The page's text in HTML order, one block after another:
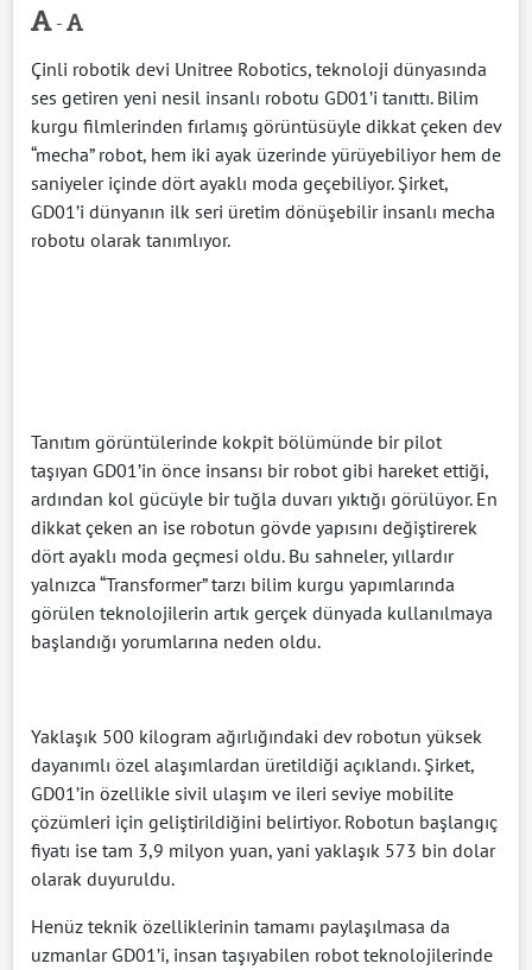
-
Çinli robotik devi Unitree Robotics, teknoloji dünyasında
ses getiren yeni nesil insanlı robotu GD01’i tanıttı. Bilim
kurgu filmlerinden fırlamış görüntüsüyle dikkat çeken dev
“mecha” robot, hem iki ayak üzerinde yürüyebiliyor hem de
saniyeler içinde dört ayaklı moda geçebiliyor. Şirket,
GD01’i dünyanın ilk seri üretim dönüşebilir insanlı mecha
robotu olarak tanımlıyor.
Tanıtım görüntülerinde kokpit bölümünde bir pilot
taşıyan GD01’in önce insansı bir robot gibi hareket ettiği,
ardından kol gücüyle bir tuğla duvarı yıktığı görülüyor. En
dikkat çeken an ise robotun gövde yapısını değiştirerek
dört ayaklı moda geçmesi oldu. Bu sahneler, yıllardır
yalnızca “Transformer” tarzı bilim kurgu yapımlarında
görülen teknolojilerin artık gerçek dünyada kullanılmaya
başlandığı yorumlarına neden oldu.
Yaklaşık 500 kilogram ağırlığındaki dev robotun yüksek
dayanımlı özel alaşımlardan üretildiği açıklandı. Şirket,
GD01’in özellikle sivil ulaşım ve ileri seviye mobilite
çözümleri için geliştirildiğini belirtiyor. Robotun başlangıç
fiyatı ise tam 3,9 milyon yuan, yani yaklaşık 573 bin dolar
olarak duyuruldu.
Henüz teknik özelliklerinin tamamı paylaşılmasa da
uzmanlar GD01’i, insan taşıyabilen robot teknolojilerinde